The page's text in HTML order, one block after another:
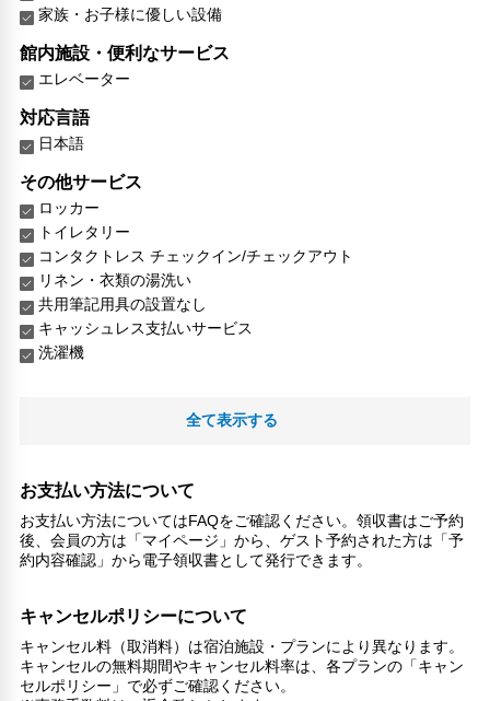
家族・お子様に優しい設備
館内施設・便利なサービス
エレベーター
対応言語
日本語
その他サービス
ロッカー
トイレタリー
コンタクトレス チェックイン/チェックアウト
リネン・衣類の湯洗い
共用筆記用具の設置なし
キャッシュレス支払いサービス
洗濯機
全て表示する
お支払い方法について
お支払い方法についてはFAQをご確認ください。領収書はご予約
後、会員の方は「マイページ」から、ゲスト予約された方は「予
約内容確認」から電子領収書として発行できます。
キャンセルポリシーについて
キャンセル料（取消料）は宿泊施設・プランにより異なります。
キャンセルの無料期間やキャンセル料率は、各プランの「キャン
セルポリシー」で必ずご確認ください。